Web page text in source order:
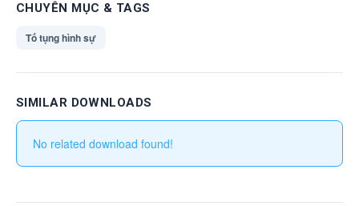
CHUYÊN MỤC & TAGS
Tố tụng hình sự
SIMILAR DOWNLOADS
No related download found!